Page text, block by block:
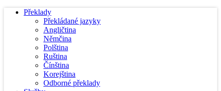
Překlady
Překládané jazyky
Angličtina
Němčina
Polština
Ruština
Čínština
Korejština
Odborné překlady